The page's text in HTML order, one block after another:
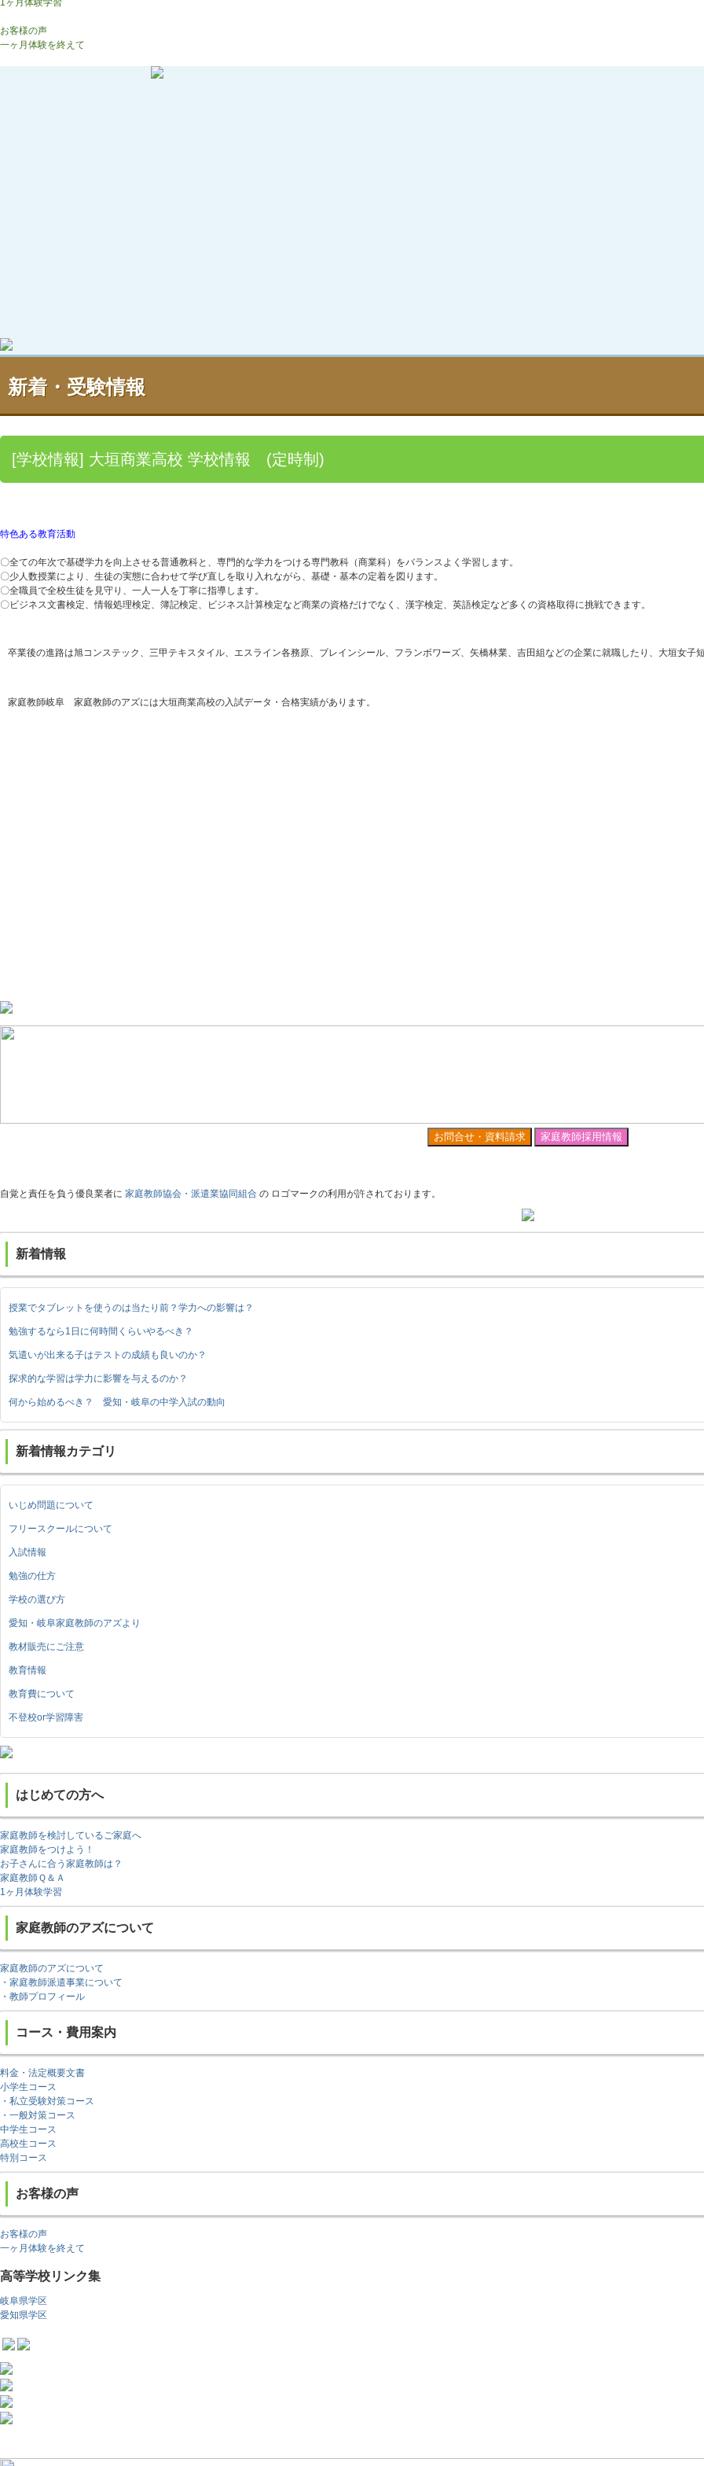
1ヶ月体験学習
お客様の声
一ヶ月体験を終えて
新着・受験情報
[学校情報] 大垣商業高校 学校情報 (定時制)
特色ある教育活動
〇全ての年次で基礎学力を向上させる普通教科と、専門的な学力をつける専門教科（商業科）をバランスよく学習します。
〇少人数授業により、生徒の実態に合わせて学び直しを取り入れながら、基礎・基本の定着を図ります。
〇全職員で全校生徒を見守り、一人一人を丁寧に指導します。
〇ビジネス文書検定、情報処理検定、簿記検定、ビジネス計算検定など商業の資格だけでなく、漢字検定、英語検定など多くの資格取得に挑戦できます。
卒業後の進路は旭コンステック、三甲テキスタイル、エスライン各務原、ブレインシール、フランボワーズ、矢橋林業、吉田組などの企業に就職したり、大垣女子
家庭教師岐阜 家庭教師のアズには大垣商業高校の入試データ・合格実績があります。
お問合せ・資料請求 家庭教師採用情報
自覚と責任を負う優良業者に 家庭教師協会・派遣業協同組合 の ロゴマークの利用が許されております。
新着情報
授業でタブレットを使うのは当たり前？学力への影響は？
勉強するなら1日に何時間くらいやるべき？
気遣いが出来る子はテストの成績も良いのか？
探求的な学習は学力に影響を与えるのか？
何から始めるべき？ 愛知・岐阜の中学入試の動向
新着情報カテゴリ
いじめ問題について
フリースクールについて
入試情報
勉強の仕方
学校の選び方
愛知・岐阜家庭教師のアズより
教材販売にご注意
教育情報
教育費について
不登校or学習障害
はじめての方へ
家庭教師を検討しているご家庭へ
家庭教師をつけよう！
お子さんに合う家庭教師は？
家庭教師Ｑ＆Ａ
1ヶ月体験学習
家庭教師のアズについて
家庭教師のアズについて
・家庭教師派遣事業について
・教師プロフィール
コース・費用案内
料金・法定概要文書
小学生コース
・私立受験対策コース
・一般対策コース
中学生コース
高校生コース
特別コース
お客様の声
お客様の声
一ヶ月体験を終えて
高等学校リンク集
岐阜県学区
愛知県学区